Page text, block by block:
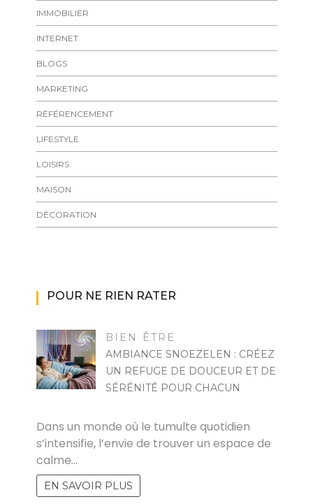
IMMOBILIER
INTERNET
BLOGS
MARKETING
RÉFÉRENCEMENT
LIFESTYLE
LOISIRS
MAISON
DÉCORATION
POUR NE RIEN RATER
BIEN ÊTRE
AMBIANCE SNOEZELEN : CRÉEZ
UN REFUGE DE DOUCEUR ET DE
SÉRÉNITÉ POUR CHACUN
Dans un monde où le tumulte quotidien
s’intensifie, l’envie de trouver un espace de
calme…
EN SAVOIR PLUS